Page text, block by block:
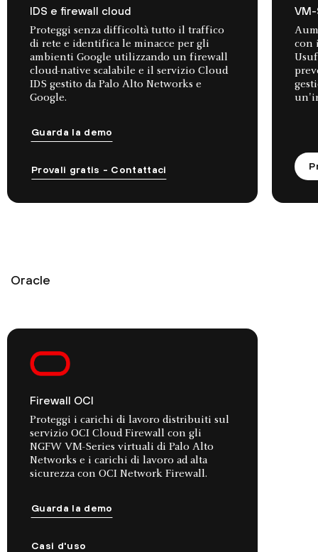
IDS e firewall cloud
Proteggi senza difficoltà tutto il traffico
di rete e identifica le minacce per gli
ambienti Google utilizzando un firewall
cloud-native scalabile e il servizio Cloud
IDS gestito da Palo Alto Networks e
Google.
Guarda la demo
Provali gratis - Contattaci
con
Oracle
Firewall OCI
Proteggi i carichi di lavoro distribuiti sul
servizio OCI Cloud Firewall con gli
NGFW VM-Series virtuali di Palo Alto
Networks e i carichi di lavoro ad alta
sicurezza con OCI Network Firewall.
Guarda la demo
Casi d'uso